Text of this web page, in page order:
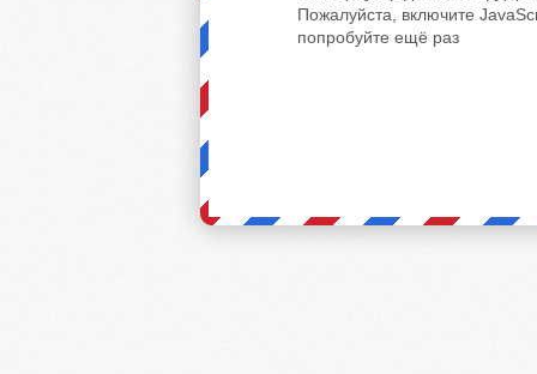
Пожалуйста, включите
попробуйте ещё раз